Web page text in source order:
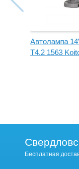
Автолампа
T4.2 1563
Бесплатная